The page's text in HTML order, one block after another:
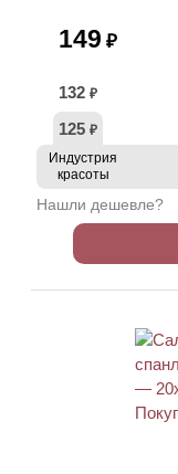
149 ₽
132 ₽
125 ₽
Индустрия
красоты
Нашли дешевле?